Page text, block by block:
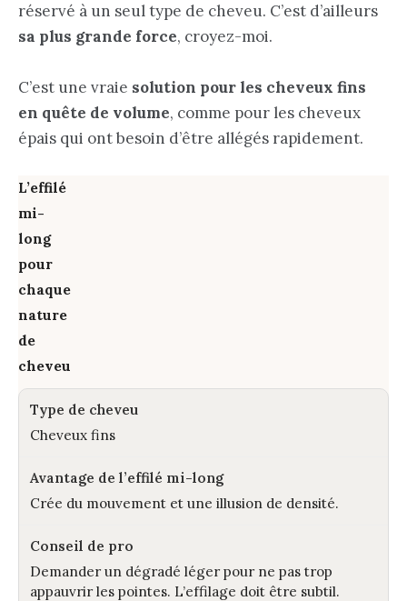
réservé à un seul type de cheveu. C’est d’ailleurs
sa plus grande force, croyez-moi.
C’est une vraie solution pour les cheveux fins
en quête de volume, comme pour les cheveux
épais qui ont besoin d’être allégés rapidement.
L’effilé
mi-
long
pour
chaque
nature
de
cheveu
Cheveux fins
Crée du mouvement et une illusion de densité.
Demander un dégradé léger pour ne pas trop
appauvrir les pointes. L’effilage doit être subtil.